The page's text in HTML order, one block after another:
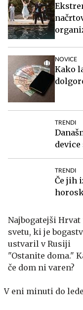
NOVICE
Kako
TRENDI
TRENDI
Če jih
Najbogatejši Hrvat
svetu, ki je
ustvaril v Rusiji
"Ostanite doma."
če dom ni varen?
V eni minuti do